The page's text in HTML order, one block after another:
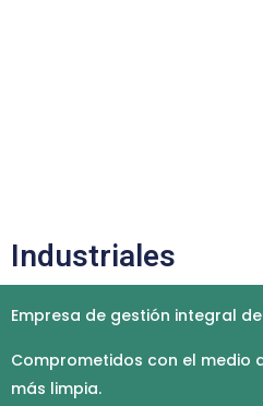
Industriales
Empresa de gestión integral
Comprometidos con el medio
más limpia.